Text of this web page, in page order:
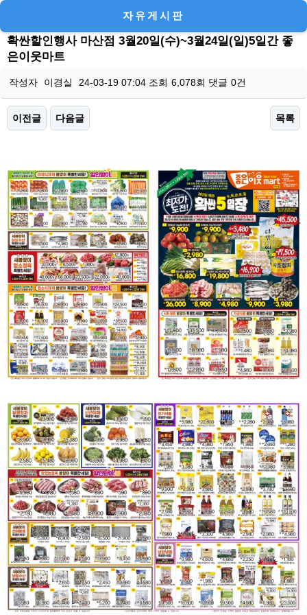
자유게시판
확싼할인행사 마산점 3월20일(수)~3월24일(일)5일간 좋
은이웃마트
작성자 이경실 24-03-19 07:04조회 6,078회 댓글 0건
이전글 다음글 목록
본문